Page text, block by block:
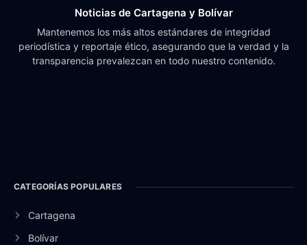
Noticias de Cartagena y Bolívar
Mantenemos los más altos estándares de integridad
periodística y reportaje ético, asegurando que la verdad y la
transparencia prevalezcan en todo nuestro contenido.
CATEGORÍAS POPULARES
Cartagena
Bolívar